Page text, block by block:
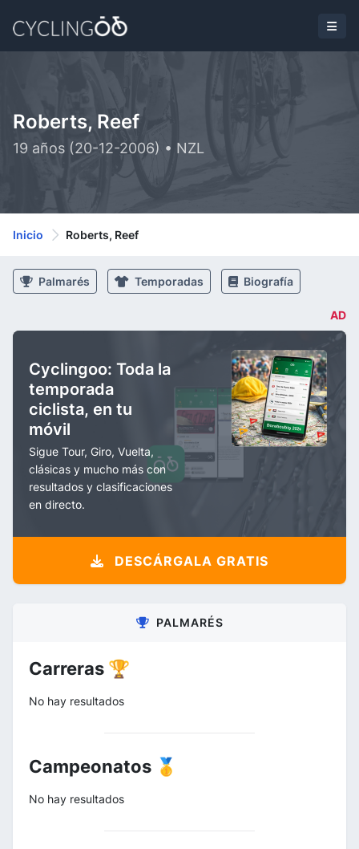
Roberts, Reef
19 años (20-12-2006) • NZL
Inicio Roberts, Reef
Palmarés Temporadas Biografía
AD
Cyclingoo: Toda la
temporada
ciclista, en tu
móvil
Sigue Tour, Giro, Vuelta,
clásicas y mucho más con
resultados y clasificaciones
en directo.
DESCÁRGALA GRATIS
PALMARÉS
Carreras 🏆
No hay resultados
Campeonatos 🥇
No hay resultados